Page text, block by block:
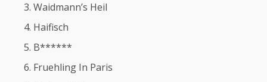
Waidmann’s Heil
Haifisch
B******
Fruehling In Paris